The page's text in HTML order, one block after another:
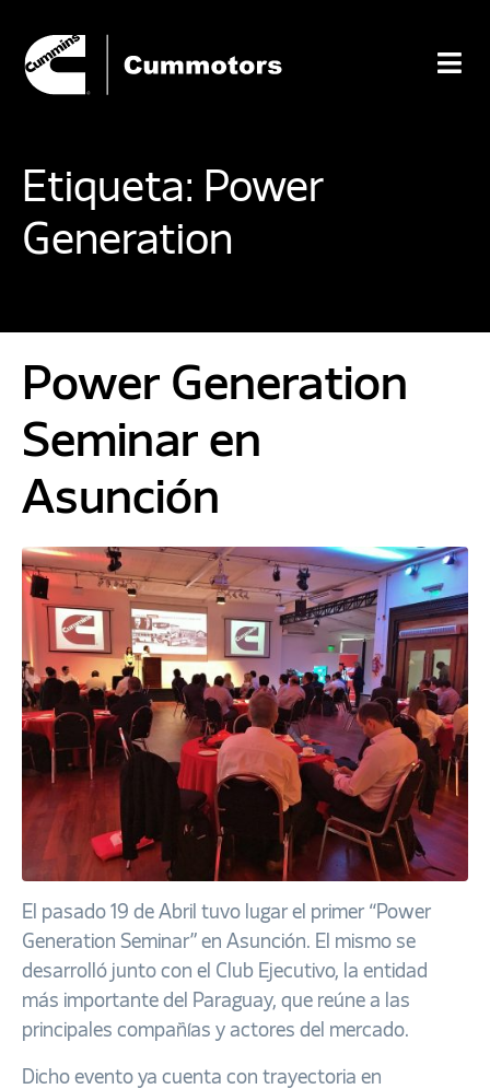
Etiqueta: Power
Generation
Power Generation
Seminar en
Asunción
El pasado 19 de Abril tuvo lugar el primer “Power
Generation Seminar” en Asunción. El mismo se
desarrolló junto con el Club Ejecutivo, la entidad
más importante del Paraguay, que reúne a las
principales compañías y actores del mercado.
Dicho evento ya cuenta con trayectoria en